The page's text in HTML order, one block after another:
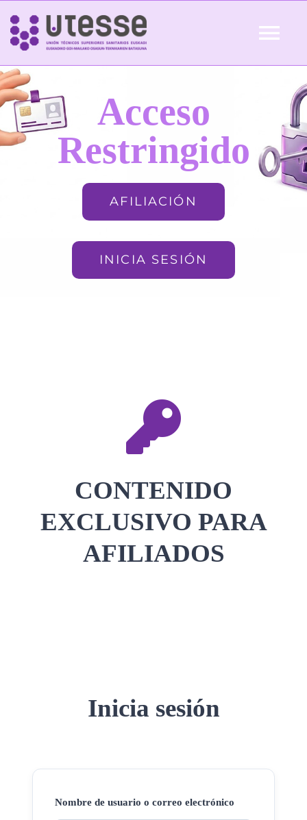
Skip
content
Inicio
QUIÉNES SOMOS Acceso
Restringido
AFILIACIÓN
INICIA SESIÓN
CONTENIDO
EXCLUSIVO PARA
AFILIADOS
Inicia sesión
Nombre de usuario o correo electrónico